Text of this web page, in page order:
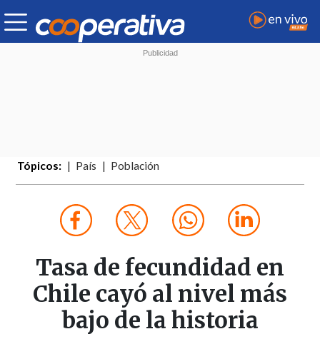
Tópicos: País Población
Tasa de fecundidad en
Chile cayó al nivel más
bajo de la historia